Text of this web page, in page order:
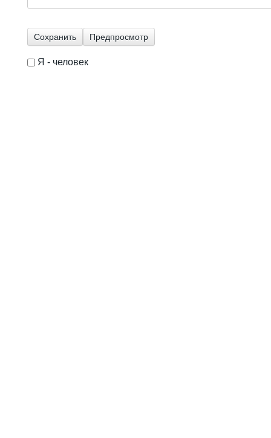
Я - человек